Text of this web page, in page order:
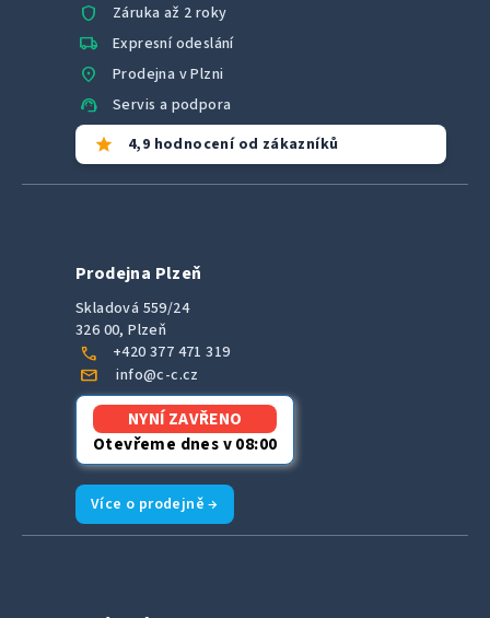
shield Záruka až 2 roky
local_shipping Expresní odeslání
location_on Prodejna v Plzni
support_agent Servis a podpora
star 4,9 hodnocení od zákazníků
Prodejna Plzeň
Skladová 559/24
326 00, Plzeň
call +420 377 471 319
mail info@c-c.cz
NYNÍ ZAVŘENO
Otevřeme dnes v 08:00
Více o prodejně →